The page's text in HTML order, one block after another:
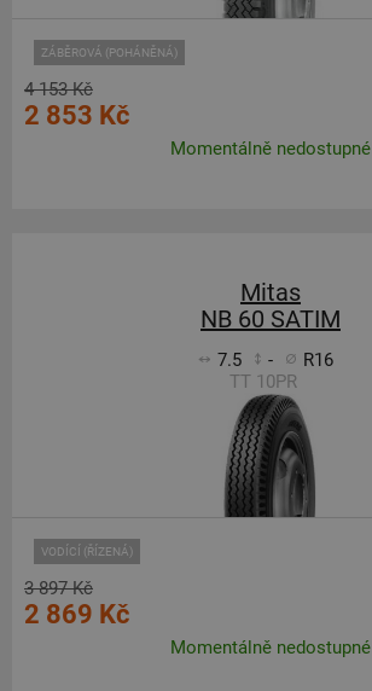
ZÁBĚROVÁ (POHÁNĚNÁ)
4 153 Kč
2 853 Kč
Momentálně nedostupné
Mitas
NB 60 SATIM
7.5 -
R16
TT 10PR
VODÍCÍ (ŘÍZENÁ)
3 897 Kč
2 869 Kč
Momentálně nedostupné